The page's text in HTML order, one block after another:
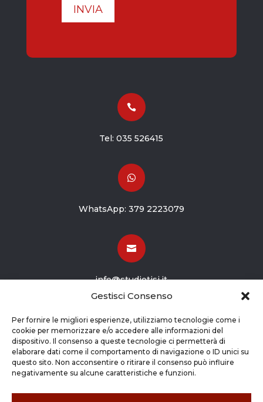
Gestisci Consenso
Per fornire le migliori esperienze, utilizziamo tecnologie come i
cookie per memorizzare e/o accedere alle informazioni del
dispositivo. Il consenso a queste tecnologie ci permetterà di
elaborare dati come il comportamento di navigazione o ID unici su
questo sito. Non acconsentire o ritirare il consenso può influire
negativamente su alcune caratteristiche e funzioni.
INVIA

Tel:035 526415

WhatsApp: 379 2223079

info@studiotisi.it

Viale Europa 8
Grassobbio BG (24050)